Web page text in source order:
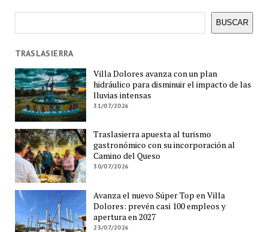
BUSCAR
TRASLASIERRA
Villa Dolores avanza con un plan
hidráulico para disminuir el impacto de las
lluvias intensas
31/07/2026
Traslasierra apuesta al turismo
gastronómico con su incorporación al
Camino del Queso
30/07/2026
Avanza el nuevo Súper Top en Villa
Dolores: prevén casi 100 empleos y
apertura en 2027
23/07/2026